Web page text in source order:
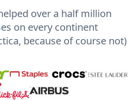
over a half million
on every continent
because of course not)